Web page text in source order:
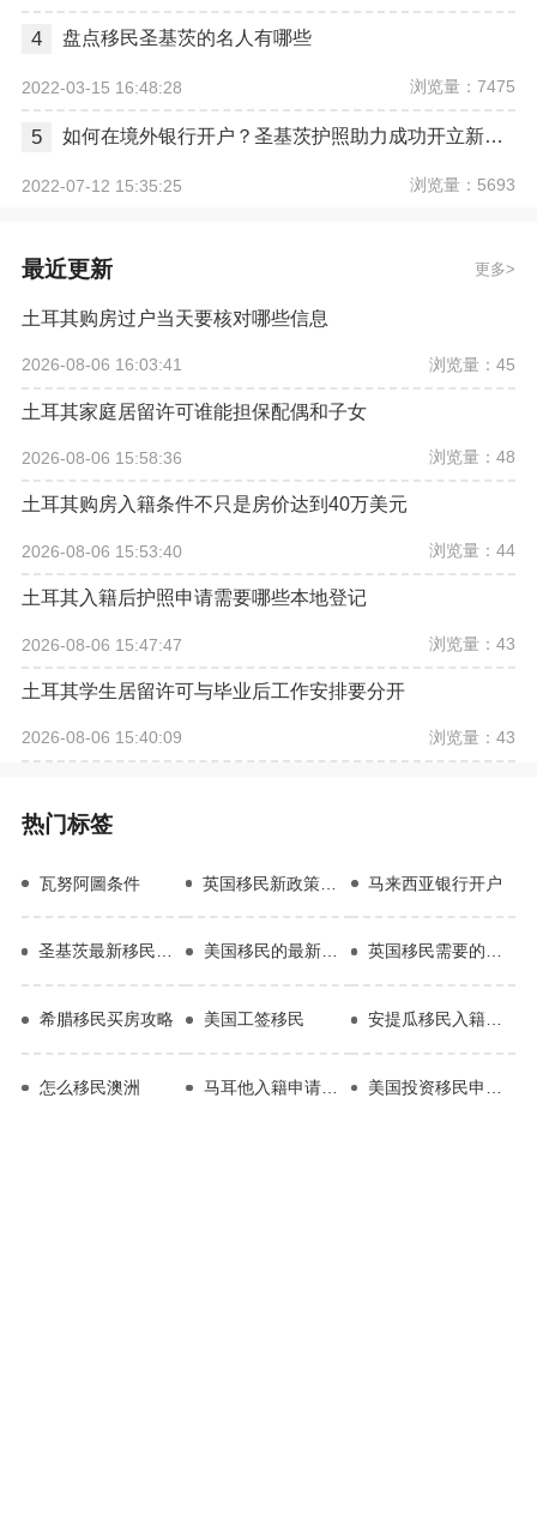
4 盘点移民圣基茨的名人有哪些
2022-03-15 16:48:28 浏览量：7475
5 如何在境外银行开户？圣基茨护照助力成功开立新加坡银行个人账户
2022-07-12 15:35:25 浏览量：5693
最近更新 更多
土耳其购房过户当天要核对哪些信息
2026-08-06 16:03:41 浏览量：45
土耳其家庭居留许可谁能担保配偶和子女
2026-08-06 15:58:36 浏览量：48
土耳其购房入籍条件不只是房价达到40万美元
2026-08-06 15:53:40 浏览量：44
土耳其入籍后护照申请需要哪些本地登记
2026-08-06 15:47:47 浏览量：43
土耳其学生居留许可与毕业后工作安排要分开
2026-08-06 15:40:09 浏览量：43
热门标签
瓦努阿圖条件 马来西亚银行开户
圣基茨最新移民条件 美国移民的最新政策 英国移民需要的条件
希腊移民买房攻略 美国工签移民
怎么移民澳洲 马耳他入籍申请流程